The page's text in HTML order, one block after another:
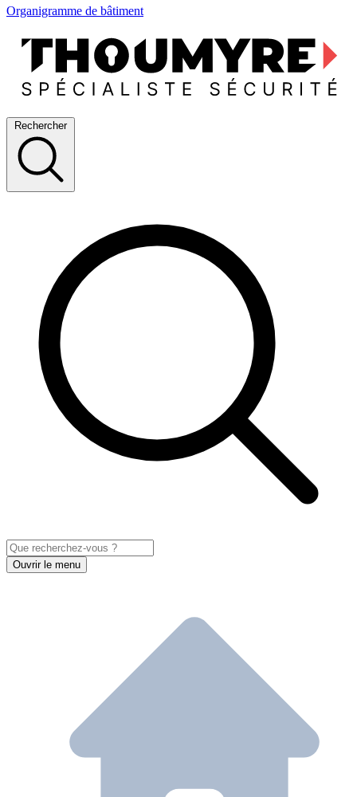
Organigramme de bâtiment
Rechercher
Ouvrir le menu